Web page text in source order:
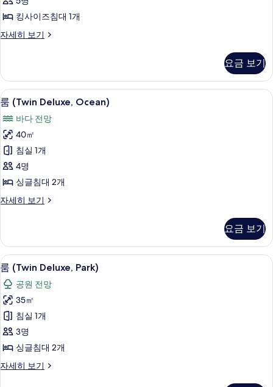
Ocean)
사
진
보
기
킹사이즈침대 1개
자세히 보기
스
Suite,
Ocean)
자
세
히
보
기
요금 보기
룸
(Twin
Deluxe,
Ocean)
사
진
모
두
룸 (Twin Deluxe, Ocean) | 객실 내 금
13
룸 (Twin Deluxe, Ocean)
바다 전망
40㎡
침실 1개
4명
싱글침대 2개
자세히 보기
룸
자
세
히
보
기
요금 보기
룸
(Twin
Deluxe,
Park)
사
진
모
두
객실 내 금고, 책상, 암막 커튼, 방음 설비
11
룸 (Twin Deluxe, Park)
공원 전망
35㎡
침실 1개
3명
싱글침대 2개
자세히 보기
룸